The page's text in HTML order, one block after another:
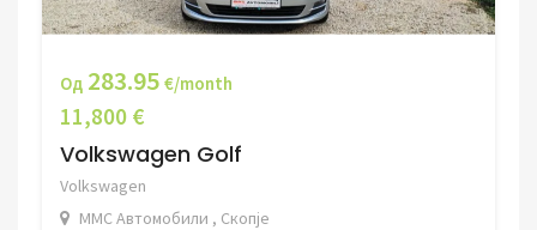
Од 283.95 €/month
11,800 €
Volkswagen Golf
Volkswagen
ММС Автомобили , Скопје